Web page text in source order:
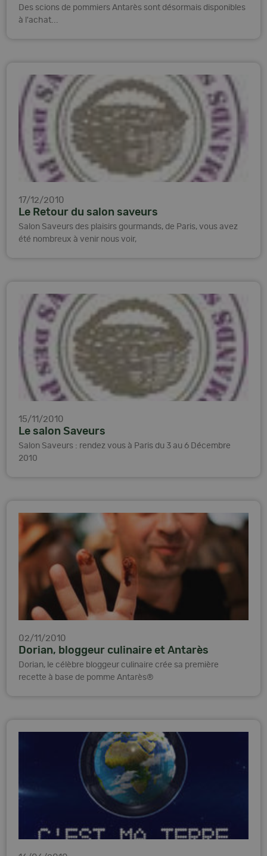
Des scions de pommiers Antarès sont désormais disponibles
à l'achat...
17/12/2010
Le Retour du salon saveurs
Salon Saveurs des plaisirs gourmands, de Paris, vous avez
été nombreux à venir nous voir,
15/11/2010
Le salon Saveurs
Salon Saveurs : rendez vous à Paris du 3 au 6 Décembre
2010
02/11/2010
Dorian, bloggeur culinaire et Antarès
Dorian, le célèbre bloggeur culinaire crée sa première
recette à base de pomme Antarès®